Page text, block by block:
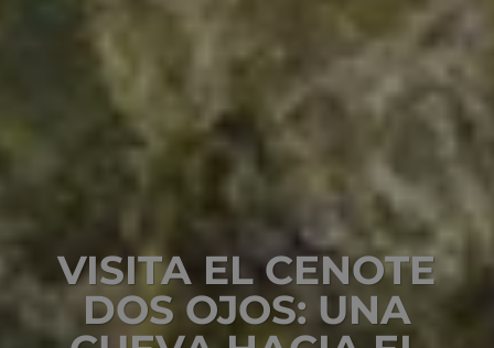
VISITA EL CENOTE
DOS OJOS: UNA